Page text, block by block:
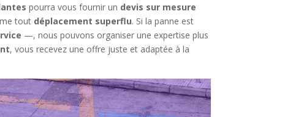
pourra vous fournir un devis sur mesure
tout déplacement superflu. Si la panne est
—, nous pouvons organiser une expertise plus
, vous recevez une offre juste et adaptée à la